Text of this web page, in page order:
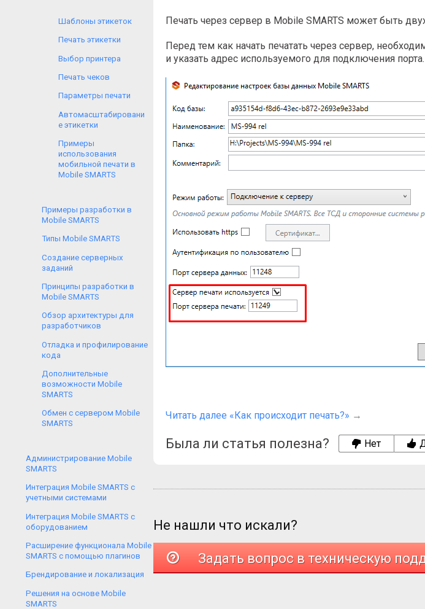
Шаблоны этикеток
Печать этикетки
Выбор принтера
Печать чеков
Параметры печати
Автомасштабировани
е этикетки
Примеры
использования
мобильной печати в
Mobile SMARTS
Примеры разработки в
Mobile SMARTS
Типы Mobile SMARTS
Создание серверных
заданий
Принципы разработки в
Mobile SMARTS
Обзор архитектуры для
разработчиков
Отладка и профилирование
кода
Дополнительные
возможности Mobile
SMARTS
Обмен с сервером Mobile
SMARTS
Администрирование Mobile
SMARTS
Интеграция Mobile SMARTS с
учетными системами
Интеграция Mobile SMARTS с
оборудованием
Расширение функционала Mobile
SMARTS с помощью плагинов
Брендирование и локализация
Решения на основе Mobile
SMARTS
Печать через сервер в Mobile SMARTS может быть
Перед тем как начать печатать через сервер,
и указать адрес используемого для подключения порта.
Читать далее «Как происходит печать?» →
Была ли статья полезна? Нет
Не нашли что искали?
Задать вопрос в техническую